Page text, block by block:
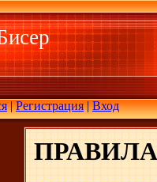
|Регистрация|Вход